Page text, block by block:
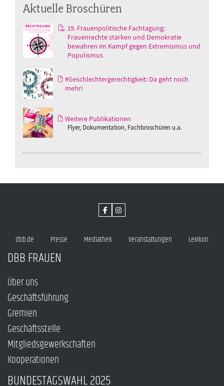
Aktuelle Broschüren
19. Frauenpolitische Fachtagung:
Frauenrechte stärken und Demokratie
bewahren im Kampf gegen Extremismus und
Populismus
#Geschlechtergerechtigkeit: Da geht noch
mehr!
Weitere Publikationen
Flyer, Dokumentation, Fachbroschüren u.a.
dbb.de Presse Mediathek Veranstaltungen Lexikon
DBB FRAUEN
Über uns
Geschäftsführung
Gremien
Geschäftsstelle
Mitgliedsgewerkschaften
Kooperationen
BUNDESTAGSWAHL 2025